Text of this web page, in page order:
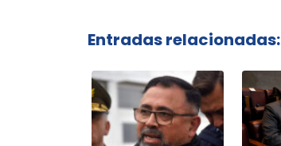
Entradas relacionadas: